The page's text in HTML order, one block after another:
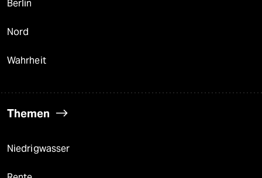
Berlin
Nord
Wahrheit
Themen
Niedrigwasser